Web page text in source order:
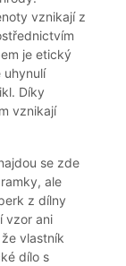
vznikají z
je etický
uhynulí
Díky
vznikají
se zde
ale
z dílny
vzor ani
vlastník
dílo s